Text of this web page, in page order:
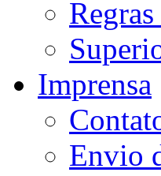
Imprensa
Envio